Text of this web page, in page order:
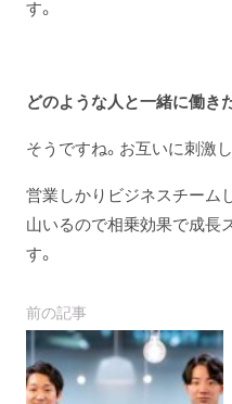
す。
どのような人と一緒に働き
そうですね。お互いに刺激
営業しかりビジネスチーム
山いるので相乗効果で成長
す。
前の記事